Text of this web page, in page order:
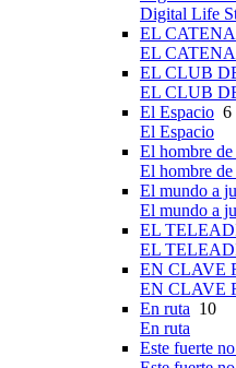
Digital Life
EL
EL
EL CLUB
EL CLUB
El Espacio 6
El Espacio
El hombre de
El hombre de
El mundo a
El mundo a
EL
EL
EN CLAVE
EN CLAVE
En ruta 10
En ruta
Este fuerte